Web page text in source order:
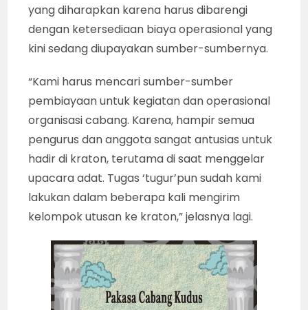
yang diharapkan karena harus dibarengi
dengan ketersediaan biaya operasional yang
kini sedang diupayakan sumber-sumbernya.
“Kami harus mencari sumber-sumber
pembiayaan untuk kegiatan dan operasional
organisasi cabang. Karena, hampir semua
pengurus dan anggota sangat antusias untuk
hadir di kraton, terutama di saat menggelar
upacara adat. Tugas ‘tugur’pun sudah kami
lakukan dalam beberapa kali mengirim
kelompok utusan ke kraton,” jelasnya lagi.